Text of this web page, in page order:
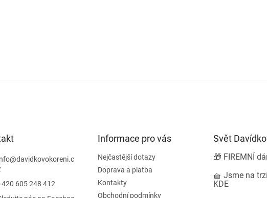
@davidkovokoreni.c
605 248 412
Informace pro vás
Nejčastější dotazy
Doprava a platba
Kontakty
Obchodní podmínky
Svět
🎁 FIREMNÍ
🧺 Jsme na
KDE